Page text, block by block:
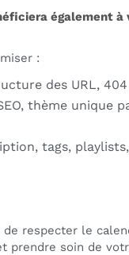
également à
:
des URL,
thème unique
tags,
respecter le
prendre soin de